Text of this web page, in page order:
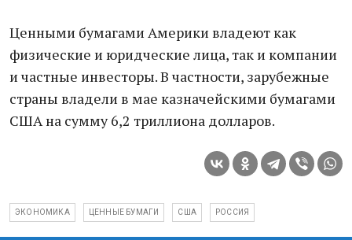
Ценными бумагами Америки владеют как
физические и юридческие лица, так и компании
и частные инвесторы. В частности, зарубежные
страны владели в мае казначейскими бумагами
США на сумму 6,2 триллиона долларов.
ЭКОНОМИКА ЦЕННЫЕ БУМАГИ США РОССИЯ